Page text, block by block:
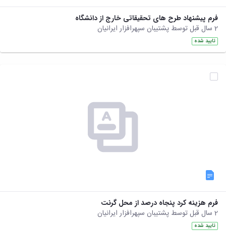
فرم پیشنهاد طرح های تحقیقاتی خارج از دانشگاه
تایید شده
فرم هزینه کرد پنجاه درصد از محل گرنت
تایید شده